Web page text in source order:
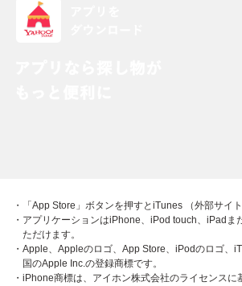
・「App Store」ボタンを押すとiTunes （外部サイ
・アプリケーションはiPhone、iPod touch、iPadま
ただけます。
・Apple、Appleのロゴ、App Store、iPodのロゴ、
国のApple Inc.の登録商標です。
・iPhone商標は、アイホン株式会社のライセンスに